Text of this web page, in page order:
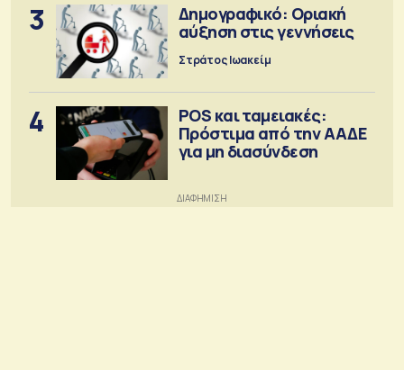
3
Δημογραφικό: Οριακή
αύξηση στις γεννήσεις
Στράτος Ιωακείμ
4
POS και ταμειακές:
Πρόστιμα από την ΑΑΔΕ
για μη διασύνδεση